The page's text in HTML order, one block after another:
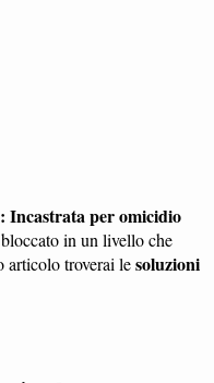
Incastrata per omicidio
in un livello che
articolo troverai lesoluzioni